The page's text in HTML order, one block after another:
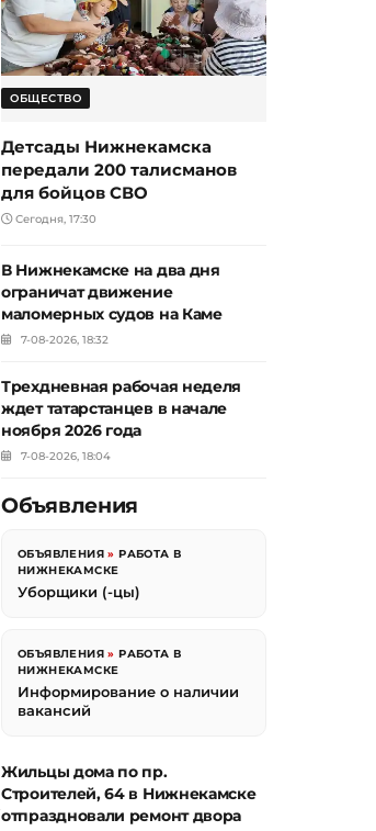
ОБЩЕСТВО
Детсады Нижнекамска
передали 200 талисманов
для бойцов СВО
Сегодня, 17:30
В Нижнекамске на два дня
ограничат движение
маломерных судов на Каме
7-08-2026, 18:32
Трехдневная рабочая неделя
ждет татарстанцев в начале
ноября 2026 года
7-08-2026, 18:04
Объявления
ОБЪЯВЛЕНИЯ »РАБОТА В
НИЖНЕКАМСКЕ
Уборщики (-цы)
ОБЪЯВЛЕНИЯ »РАБОТА В
НИЖНЕКАМСКЕ
Информирование о наличии
вакансий
Жильцы дома по пр.
Строителей, 64 в Нижнекамске
отпраздновали ремонт двора